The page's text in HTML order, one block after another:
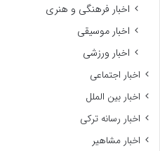
اخبار فرهنگی و هنری
اخبار موسیقی
اخبار ورزشی
اخبار اجتماعی
اخبار بین الملل
اخبار رسانه ترکی
اخبار مشاهیر